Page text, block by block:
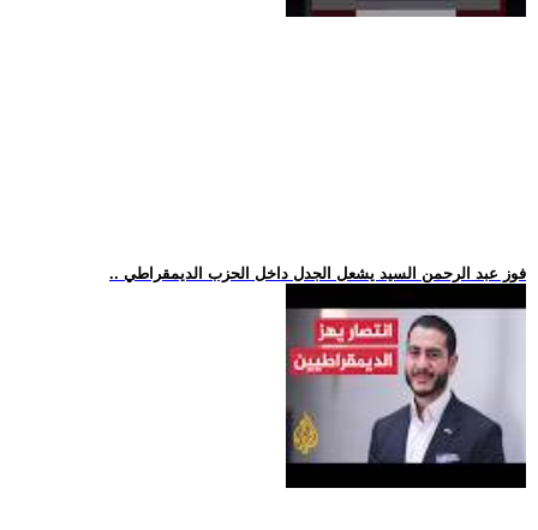
.. فوز عبد الرحمن السيد يشعل الجدل داخل الحزب الديمقراطي